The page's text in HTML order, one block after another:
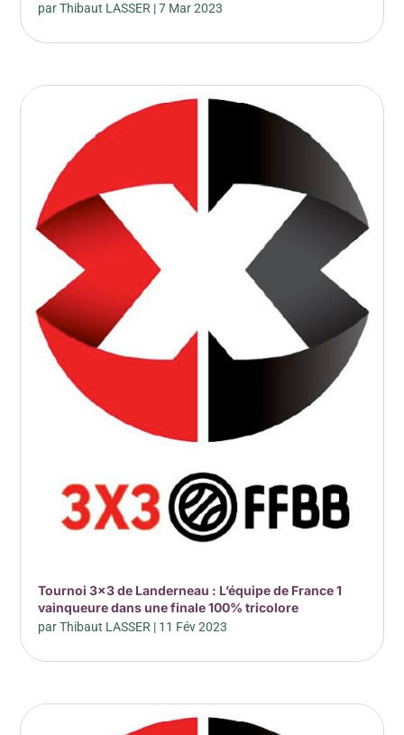
parThibaut LASSER |7 Mar 2023
Tournoi 3×3 de Landerneau : L’équipe de France 1
vainqueure dans une finale 100% tricolore
parThibaut LASSER | 11 Fév 2023